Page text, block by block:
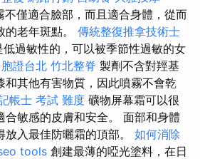
不僅適合臉部，而且適合身體，從而
老年斑點。 傳統整復推拿技術士
低過敏性的，可以被季節性過敏的女
證台北 竹北整脊 製劑不含對羥基
和其他有害物質，因此噴霧不會乾
帳士 考試 難度 礦物屏幕霜可以很
合敏感的皮膚和安全。 面部和身體
入最佳防曬霜的頂部。 如何消除
tools 創建最薄的啞光塗料，在日